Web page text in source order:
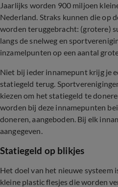
Jaarlijks worden 900 miljoen
Nederland. Straks kunnen die op
worden teruggebracht: (grotere)
langs de snelweg en
inzamelpunten op een aantal
Niet bij ieder innamepunt krijg je
statiegeld terug.
kiezen om het statiegeld te
worden bij deze innamepunten
doneren, aangeboden. Bij elk
aangegeven.
Statiegeld op blikjes
Het doel van het nieuwe systeem
kleine plastic flesjes die worden